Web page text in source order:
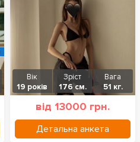
Вік
19 років
Зріст
176 см.
Вага
51 кг.
від 13000 грн.
Детальна анкета